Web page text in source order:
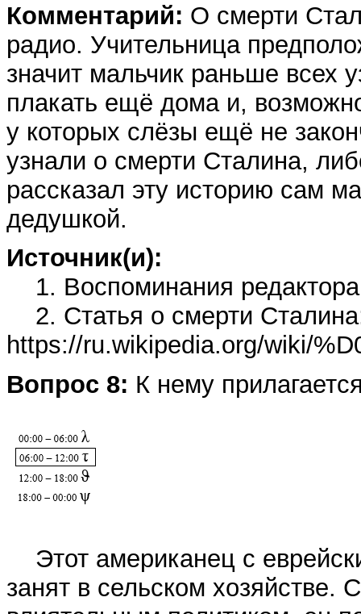
Комментарий: О смерти
радио. Учительница
значит мальчик раньше всех
плакать ещё дома и,
у которых слёзы ещё не
узнали о смерти Сталина,
рассказал эту историю сам
дедушкой.
Источник(и):
1. Воспоминания редактора
2. Статья о смерти
https://ru.wikipedia.org/wiki/
Вопрос 8: К нему
Этот американец с
занят в сельском хозяйстве.